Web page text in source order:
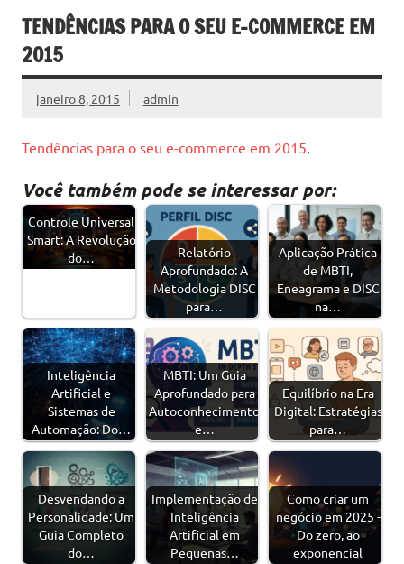
TENDÊNCIAS PARA O SEU E-COMMERCE EM
2015
janeiro 8, 2015 admin
Tendências para o seu e-commerce em 2015
Você também pode se interessar por:
Controle Universal
Smart: A Revolução
do…
Relatório
Aprofundado: A
Metodologia DISC
para…
Aplicação Prática
de MBTI,
Eneagrama e DISC
na…
Inteligência
Artificial e
Sistemas de
Automação: Do…
MBTI: Um Guia
Aprofundado para
Autoconhecimento
e…
Equilíbrio na Era
Digital: Estratégias
para…
Desvendando a
Personalidade: Um
Guia Completo
do…
Implementação de
Inteligência
Artificial em
Pequenas…
Como criar um
negócio em 2025 -
Do zero, ao
exponencial